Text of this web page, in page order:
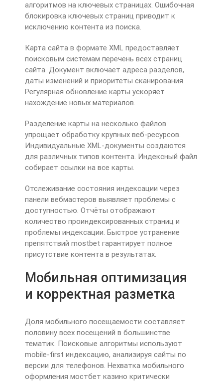
алгоритмов на ключевых страницах. Ошибочная
блокировка ключевых страниц приводит к
исключению контента из поиска.
Карта сайта в формате XML предоставляет
поисковым системам перечень всех страниц
сайта. Документ включает адреса разделов,
даты изменений и приоритеты сканирования.
Регулярная обновление карты ускоряет
нахождение новых материалов.
Разделение карты на несколько файлов
упрощает обработку крупных веб-ресурсов.
Индивидуальные XML-документы создаются
для различных типов контента. Индексный файл
собирает ссылки на все карты.
Отслеживание состояния индексации через
панели вебмастеров выявляет проблемы с
доступностью. Отчёты отображают
количество проиндексированных страниц и
проблемы индексации. Быстрое устранение
препятствий mostbet гарантирует полное
присутствие контента в результатах.
Мобильная оптимизация
и корректная разметка
Доля мобильного посещаемости составляет
половину всех посещений в большинстве
тематик. Поисковые алгоритмы используют
mobile-first индексацию, анализируя сайты по
версии для телефонов. Нехватка мобильного
оформления мостбет казино критически